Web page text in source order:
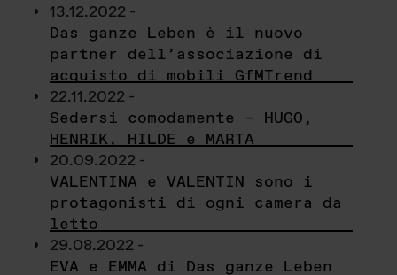
13.12.2022 -
Das ganze Leben è il nuovo
partner dell’associazione di
acquisto di mobili GfMTrend
22.11.2022 -
Sedersi comodamente – HUGO,
HENRIK, HILDE e MARTA
20.09.2022 -
VALENTINA e VALENTIN sono i
protagonisti di ogni camera da
letto
29.08.2022 -
EVA e EMMA di Das ganze Leben